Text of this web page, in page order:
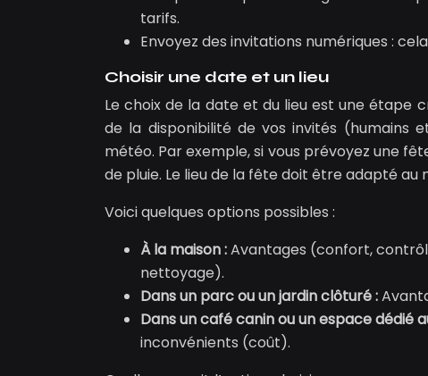
tarifs.
Envoyez des invitations numériques :
Choisir une date et un lieu
Le choix de la date et du lieu est une étape
de la disponibilité de vos invités (humains
météo. Par exemple, si vous prévoyez une
de pluie. Le lieu de la fête doit être adapté
Voici quelques options possibles :
À la maison :Avantages (confort,
nettoyage).
Dans un parc ou un jardin clôturé :
Dans un café canin ou un espace dédié
inconvénients (coût).